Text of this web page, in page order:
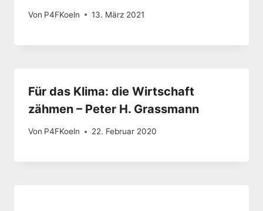
Von P4FKoeln 13. März 2021
Für das Klima: die Wirtschaft
zähmen – Peter H. Grassmann
Von P4FKoeln 22. Februar 2020